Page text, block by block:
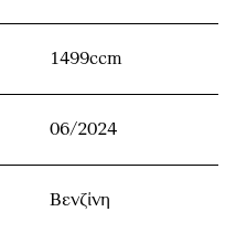
1499ccm
06/2024
Βενζίνη